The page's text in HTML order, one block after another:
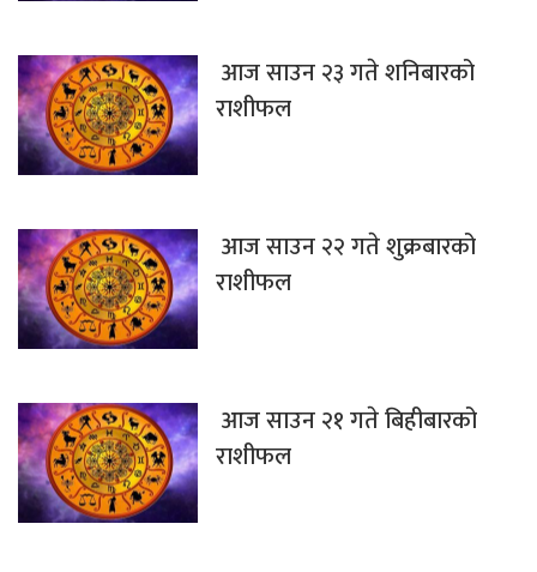
आज साउन २३ गते शनिबारको
राशीफल
आज साउन २२ गते शुक्रबारको
राशीफल
आज साउन २१ गते बिहीबारको
राशीफल